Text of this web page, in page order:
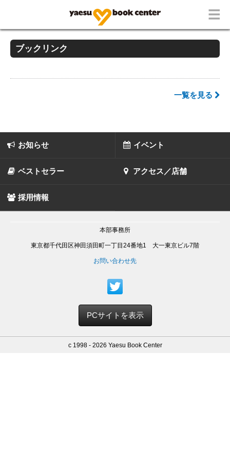
ブックリンク
一覧を見る
お知らせ イベント
ベストセラー アクセス／店舗
採用情報
本部事務所
東京都千代田区神田須田町一丁目24番地1 大一東京ビル7階
お問い合わせ先
PCサイトを表示
c 1998 - 2026 Yaesu Book Center